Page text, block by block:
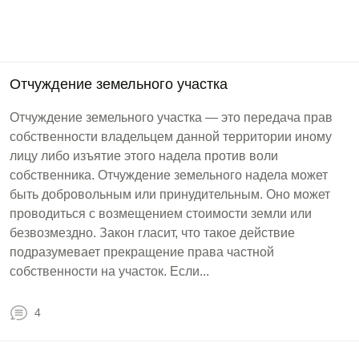
Отчуждение земельного участка
Отчуждение земельного участка — это передача прав
собственности владельцем данной территории иному
лицу либо изъятие этого надела против воли
собственника. Отчуждение земельного надела может
быть добровольным или принудительным. Оно может
проводиться с возмещением стоимости земли или
безвозмездно. Закон гласит, что такое действие
подразумевает прекращение права частной
собственности на участок. Если...
4